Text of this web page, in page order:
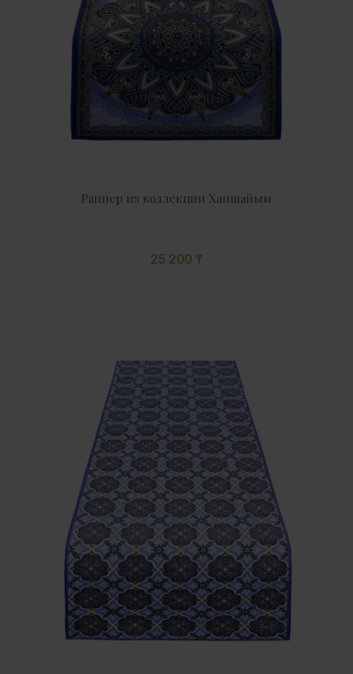
Раннер из коллекции Ханшайым
25 200 ₸